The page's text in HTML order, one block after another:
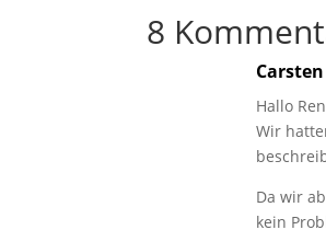
8
Carsten
Hallo
Wir
Da wir
kein